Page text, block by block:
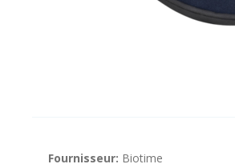
Fournisseur: Biotime